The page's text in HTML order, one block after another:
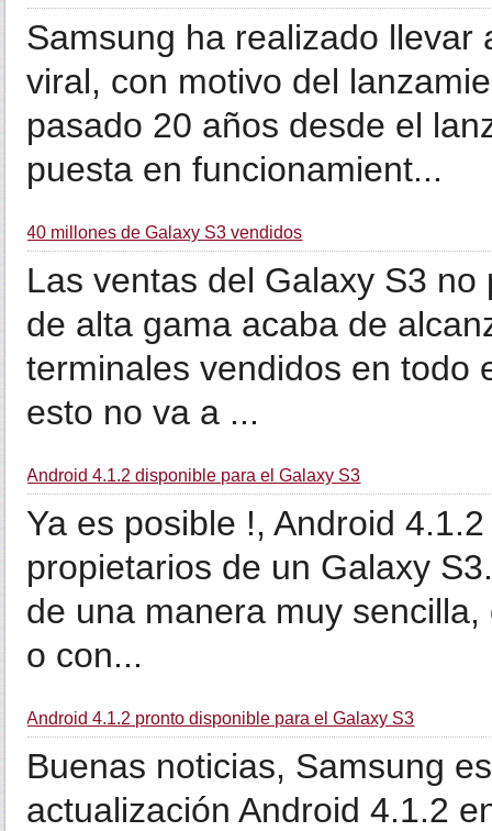
Samsung ha realizado
viral, con motivo del
pasado 20 años desde el
puesta en funcionamient...
40 millones de Galaxy S3 vendidos
Las ventas del Galaxy S3
de alta gama acaba de
terminales vendidos en todo
esto no va a ...
Android 4.1.2 disponible para el Galaxy S3
Ya es posible !, Android
propietarios de un Galaxy
de una manera muy
o con...
Android 4.1.2 pronto disponible para el Galaxy S3
Buenas noticias, Samsung
actualización Android 4.1.2